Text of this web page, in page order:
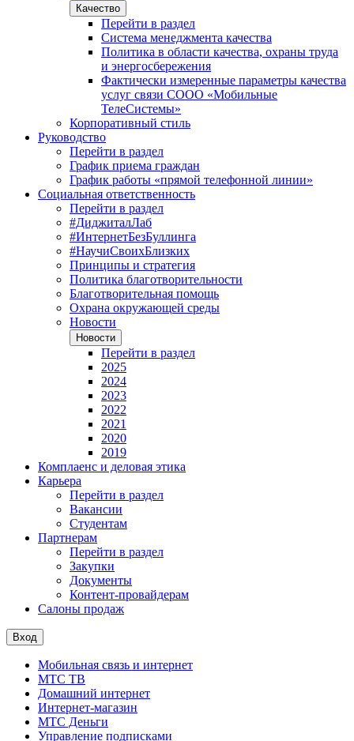
Качество
Перейти в раздел
Система менеджмента качества
Политика в области качества, охраны труда
и энергосбережения
Фактически измеренные параметры качества
услуг связи СООО «Мобильные
ТелеСистемы»
Корпоративный стиль
Руководство
Перейти в раздел
График приема граждан
График работы «прямой телефонной линии»
Социальная ответственность
Перейти в раздел
#ДиджиталЛаб
#ИнтернетБезБуллинга
#НаучиСвоихБлизких
Принципы и стратегия
Политика благотворительности
Благотворительная помощь
Охрана окружающей среды
Новости
Новости
Перейти в раздел
2025
2024
2023
2022
2021
2020
2019
Комплаенс и деловая этика
Карьера
Перейти в раздел
Вакансии
Студентам
Партнерам
Перейти в раздел
Закупки
Документы
Контент-провайдерам
Салоны продаж
Вход
Мобильная связь и интернет
МТС ТВ
Домашний интернет
Интернет-магазин
МТС Деньги
Управление подписками